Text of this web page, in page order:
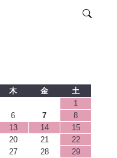
木 金
土
1
6 7
8
13 14
15
20 21
22
27 28
29